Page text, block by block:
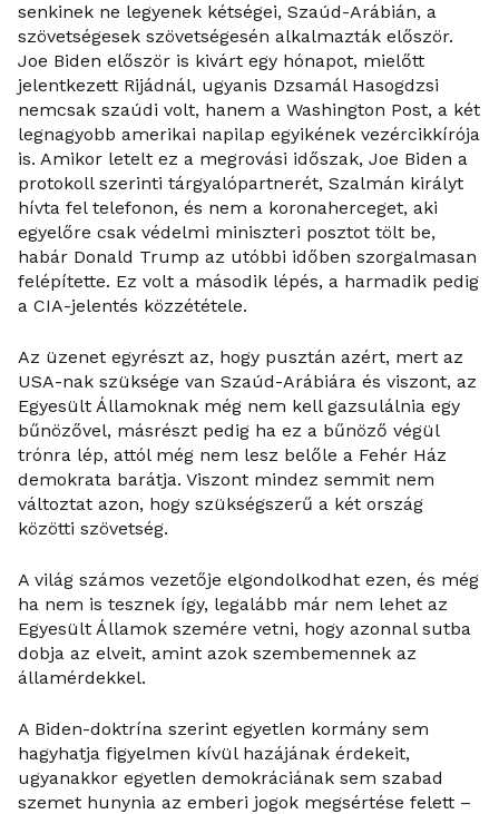
senkinek ne legyenek kétségei, Szaúd-Arábián, a
szövetségesek szövetségesén alkalmazták először.
Joe Biden először is kivárt egy hónapot, mielőtt
jelentkezett Rijádnál, ugyanis Dzsamál Hasogdzsi
nemcsak szaúdi volt, hanem a Washington Post, a két
legnagyobb amerikai napilap egyikének vezércikkírója
is. Amikor letelt ez a megrovási időszak, Joe Biden a
protokoll szerinti tárgyalópartnerét, Szalmán királyt
hívta fel telefonon, és nem a koronaherceget, aki
egyelőre csak védelmi miniszteri posztot tölt be,
habár Donald Trump az utóbbi időben szorgalmasan
felépítette. Ez volt a második lépés, a harmadik pedig
a CIA-jelentés közzététele.
Az üzenet egyrészt az, hogy pusztán azért, mert az
USA-nak szüksége van Szaúd-Arábiára és viszont, az
Egyesült Államoknak még nem kell gazsulálnia egy
bűnözővel, másrészt pedig ha ez a bűnöző végül
trónra lép, attól még nem lesz belőle a Fehér Ház
demokrata barátja. Viszont mindez semmit nem
változtat azon, hogy szükségszerű a két ország
közötti szövetség.
A világ számos vezetője elgondolkodhat ezen, és még
ha nem is tesznek így, legalább már nem lehet az
Egyesült Államok szemére vetni, hogy azonnal sutba
dobja az elveit, amint azok szembemennek az
államérdekkel.
A Biden-doktrína szerint egyetlen kormány sem
hagyhatja figyelmen kívül hazájának érdekeit,
ugyanakkor egyetlen demokráciának sem szabad
szemet hunynia az emberi jogok megsértése felett –